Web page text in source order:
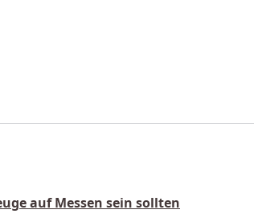
auf Messen sein sollten